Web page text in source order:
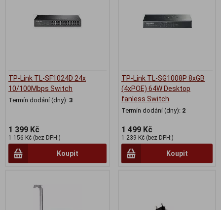
TP-Link TL-SF1024D 24x
10/100Mbps Switch
Termín dodání (dny): 3
1 399 Kč
1 156 Kč (bez DPH:)
Koupit
TP-Link TL-SG1008P 8xGB
(4xPOE) 64W Desktop
fanless Switch
Termín dodání (dny): 2
1 499 Kč
1 239 Kč (bez DPH:)
Koupit